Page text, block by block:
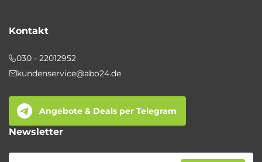
Kontakt
030 - 22012952
kundenservice@abo24.de
Angebote & Deals per Telegram
Newsletter